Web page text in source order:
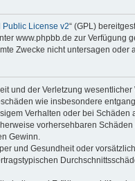
Public License v2“ (GPL)
www.phpbb.de zur Verfügung
Zwecke nicht untersagen oder
und der Verletzung
wie insbesondere
Verhalten oder bei
vorhersehbaren
Gewinn.
und Gesundheit oder